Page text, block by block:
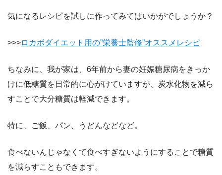
気になるレシピを試しに作ってみてはいかがでしょうか？
>>>ロカボダイエット用の”栄養士監修”オススメレシピ
ちなみに、我が家は、6年前から妻の妊娠糖尿病をきっか
けに低糖質を日常的に心がけていますが、炭水化物を減ら
すことで大分糖質は軽減できます。
特に、ご飯、パン、うどんなどなど。
食べないんじゃなくて食べすぎないようにすることで糖質
を減らすこともできます。